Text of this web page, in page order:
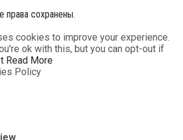
сохранены.
cookies to improve your experience.
ok with this, but you can opt-out if
Read More
Policy